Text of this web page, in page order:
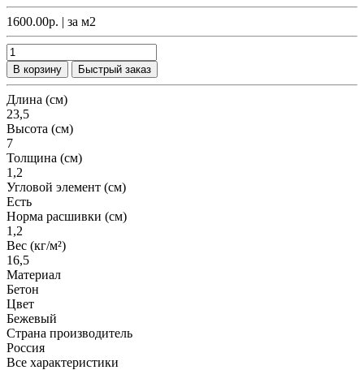
1600.00р. | за м2
В корзину Быстрый заказ
Длина (см)
23,5
Высота (см)
7
Толщина (см)
1,2
Угловой элемент (см)
Есть
Норма расшивки (см)
1,2
Вес (кг/м²)
16,5
Материал
Бетон
Цвет
Бежевый
Страна производитель
Россия
Все характеристики